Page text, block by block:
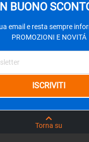
BUONO
email e resta sempre
PROMOZIONI E NOVITÁ
Torna su